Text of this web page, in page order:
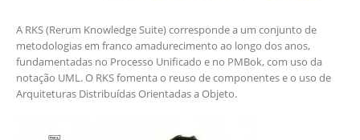
A RKS (Rerum Knowledge Suite) corresponde a um conjunto de
metodologias em franco amadurecimento ao longo dos anos,
fundamentadas no Processo Unificado e no PMBok, com uso da
notação UML. O RKS fomenta o reuso de componentes e o uso de
Arquiteturas Distribuídas Orientadas a Objeto.